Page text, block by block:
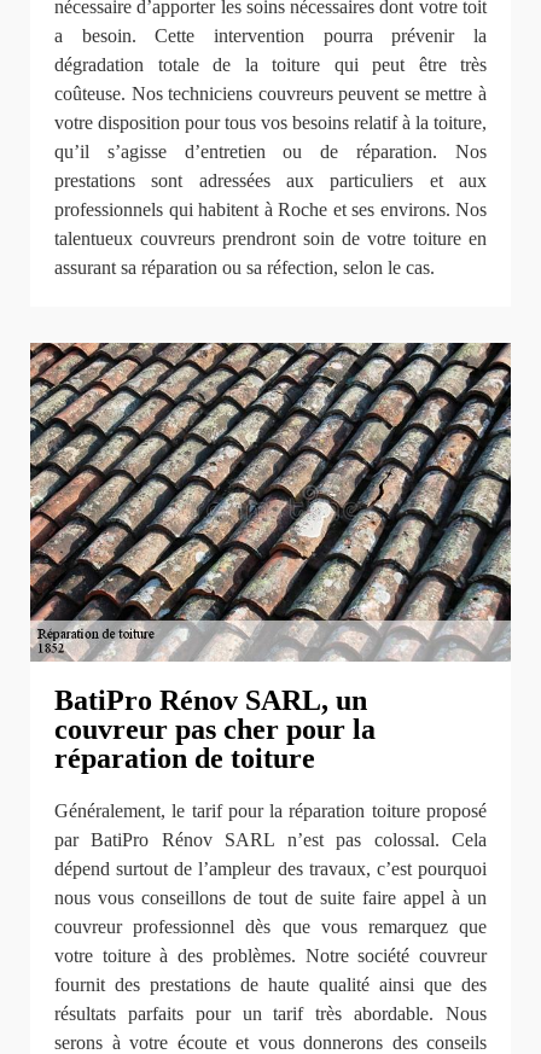
nécessaire d’apporter les soins nécessaires dont votre toit
a besoin. Cette intervention pourra prévenir la
dégradation totale de la toiture qui peut être très
coûteuse. Nos techniciens couvreurs peuvent se mettre à
votre disposition pour tous vos besoins relatif à la toiture,
qu’il s’agisse d’entretien ou de réparation. Nos
prestations sont adressées aux particuliers et aux
professionnels qui habitent à Roche et ses environs. Nos
talentueux couvreurs prendront soin de votre toiture en
assurant sa réparation ou sa réfection, selon le cas.
BatiPro Rénov SARL, un
couvreur pas cher pour la
réparation de toiture
Généralement, le tarif pour la réparation toiture proposé
par BatiPro Rénov SARL n’est pas colossal. Cela
dépend surtout de l’ampleur des travaux, c’est pourquoi
nous vous conseillons de tout de suite faire appel à un
couvreur professionnel dès que vous remarquez que
votre toiture à des problèmes. Notre société couvreur
fournit des prestations de haute qualité ainsi que des
résultats parfaits pour un tarif très abordable. Nous
serons à votre écoute et vous donnerons des conseils